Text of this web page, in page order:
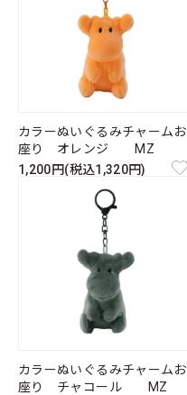
カラーぬいぐるみチャームお
座り オレンジ MZ
1,200円(税込1,320円)
カラーぬいぐるみチャームお
座り チャコール MZ